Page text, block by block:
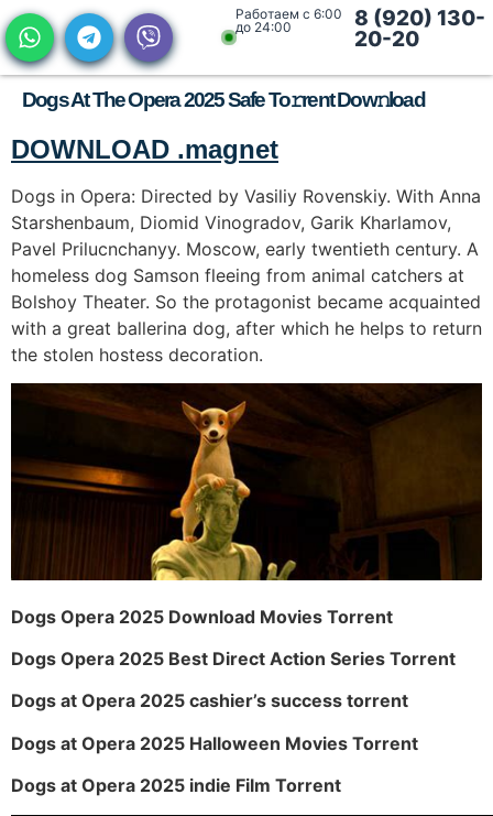
Работаем с 6:00
до 24:00
8 (920) 130-
20-20
Dogs At The Opera 2025 Safe To𝚛rent Dow𝚗load
DOWNLOAD .magnet
Dogs in Opera: Directed by Vasiliy Rovenskiy. With Anna
Starshenbaum, Diomid Vinogradov, Garik Kharlamov,
Pavel Prilucnchanyy. Moscow, early twentieth century. A
homeless dog Samson fleeing from animal catchers at
Bolshoy Theater. So the protagonist became acquainted
with a great ballerina dog, after which he helps to return
the stolen hostess decoration.
Dogs Opera 2025 Download Movies Torrent
Dogs Opera 2025 Best Direct Action Series Torrent
Dogs at Opera 2025 cashier’s success torrent
Dogs at Opera 2025 Halloween Movies Torrent
Dogs at Opera 2025 indie Film Torrent